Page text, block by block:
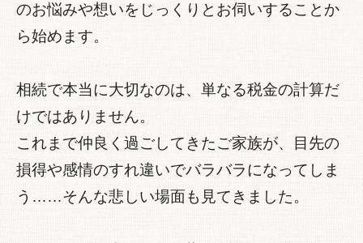
のお悩みや想いをじっくりとお伺いすることか
ら始めます。
相続で本当に大切なのは、単なる税金の計算だ
けではありません。
これまで仲良く過ごしてきたご家族が、目先の
損得や感情のすれ違いでバラバラになってしま
う……そんな悲しい場面も見てきました。